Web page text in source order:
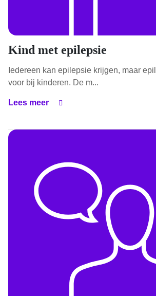
Kind met epilepsie
Iedereen kan epilepsie krijgen, maar
voor bij kinderen. De m...
Lees meer